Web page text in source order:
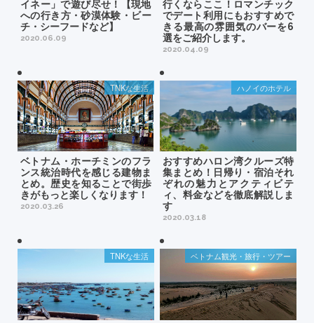
イネー」で遊び尽せ！【現地
への行き方・砂漠体験・ビー
チ・シーフードなど】
2020.06.09
行くならここ！ロマンチック
でデート利用にもおすすめで
きる最高の雰囲気のバーを6
選をご紹介します。
2020.04.09
ベトナム・ホーチミンのフラ
ンス統治時代を感じる建物ま
とめ。歴史を知ることで街歩
きがもっと楽しくなります！
2020.03.26
TNKな生活
おすすめハロン湾クルーズ特
集まとめ！日帰り・宿泊それ
ぞれの魅力とアクティビテ
ィ、料金などを徹底解説しま
す
2020.03.18
ハノイのホテル
TNKな生活 ベトナム観光・旅行・ツアー